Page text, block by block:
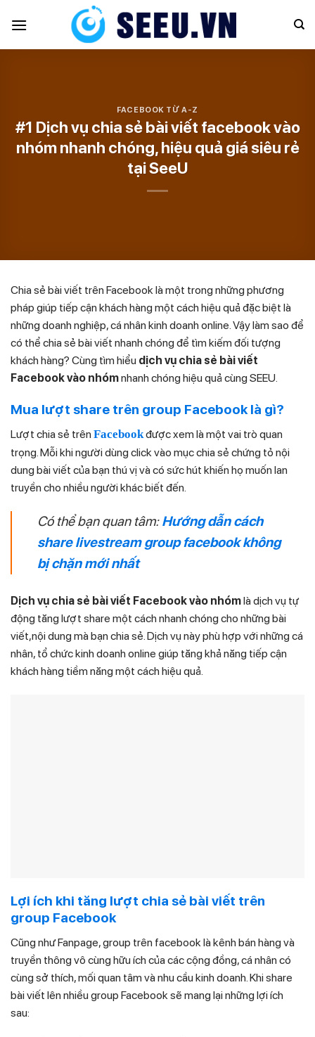
FACEBOOK TỪ A-Z
#1 Dịch vụ chia sẻ bài viết facebook vào
nhóm nhanh chóng, hiệu quả giá siêu rẻ
tại SeeU
Chia sẻ bài viết trên Facebook là một trong những phương
pháp giúp tiếp cận khách hàng một cách hiệu quả đặc biệt là
những doanh nghiệp, cá nhân kinh doanh online. Vậy làm sao để
có thể chia sẻ bài viết nhanh chóng để tìm kiếm đối tượng
khách hàng? Cùng tìm hiểu dịch vụ chia sẻ bài viết
Facebook vào nhómnhanh chóng hiệu quả cùng SEEU.
Mua lượt share trên group Facebook là gì?
Lượt chia sẻ trên Facebookđược xem là một vai trò quan
trọng. Mỗi khi người dùng click vào mục chia sẻ chứng tỏ nội
dung bài viết của bạn thú vị và có sức hút khiến họ muốn lan
truyền cho nhiều người khác biết đến.
Có thể bạn quan tâm:Hướng dẫn cách
share livestream group facebook không
bị chặn mới nhất
Dịch vụ chia sẻ bài viết Facebook vào nhómlà dịch vụ tự
động tăng lượt share một cách nhanh chóng cho những bài
viết,nội dung mà bạn chia sẻ. Dịch vụ này phù hợp với những cá
nhân, tổ chức kinh doanh online giúp tăng khả năng tiếp cận
khách hàng tiềm năng một cách hiệu quả.
Lợi ích khi tăng lượt chia sẻ bài viết trên
group Facebook
Cũng như Fanpage, group trên facebook là kênh bán hàng và
truyền thông vô cùng hữu ích của các cộng đồng, cá nhân có
cùng sở thích, mối quan tâm và nhu cầu kinh doanh. Khi share
bài viết lên nhiều group Facebook sẽ mang lại những lợi ích
sau: